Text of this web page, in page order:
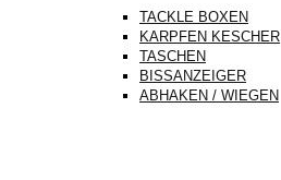
TACKLE BOXEN
KARPFEN KESCHER
TASCHEN
BISSANZEIGER
ABHAKEN / WIEGEN